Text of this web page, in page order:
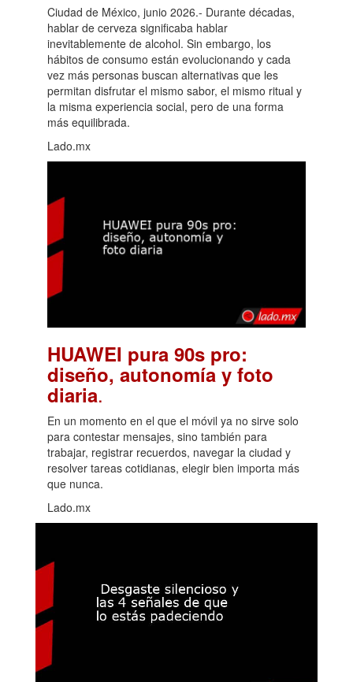
Ciudad de México, junio 2026.- Durante décadas,
hablar de cerveza significaba hablar
inevitablemente de alcohol. Sin embargo, los
hábitos de consumo están evolucionando y cada
vez más personas buscan alternativas que les
permitan disfrutar el mismo sabor, el mismo ritual y
la misma experiencia social, pero de una forma
más equilibrada.
Lado.mx
HUAWEI pura 90s pro:
diseño, autonomía y foto
diaria.
En un momento en el que el móvil ya no sirve solo
para contestar mensajes, sino también para
trabajar, registrar recuerdos, navegar la ciudad y
resolver tareas cotidianas, elegir bien importa más
que nunca.
Lado.mx